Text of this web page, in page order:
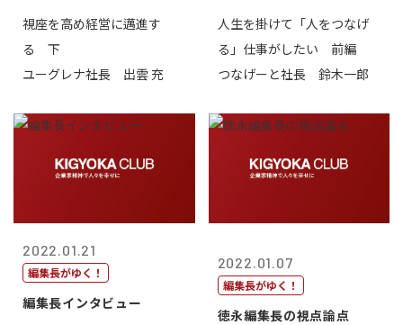
視座を高め経営に邁進す
る 下
ユーグレナ社長 出雲 充
人生を掛けて「人をつなげ
る」仕事がしたい 前編
つなげーと社長 鈴木一郎
2022.01.21
編集長がゆく！
編集長インタビュー
2022.01.07
編集長がゆく！
徳永編集長の視点論点